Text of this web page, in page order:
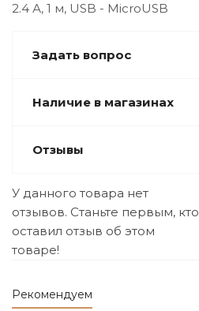
2.4 А, 1 м, USB - MicroUSB
Задать вопрос
Наличие в магазинах
Отзывы
У данного товара нет
отзывов. Станьте первым, кто
оставил отзыв об этом
товаре!
Рекомендуем